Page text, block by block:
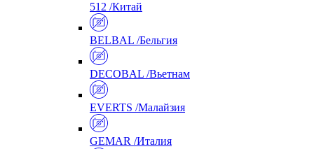
512 /Китай
BELBAL /Бельгия
DECOBAL /Вьетнам
EVERTS /Малайзия
GEMAR /Италия